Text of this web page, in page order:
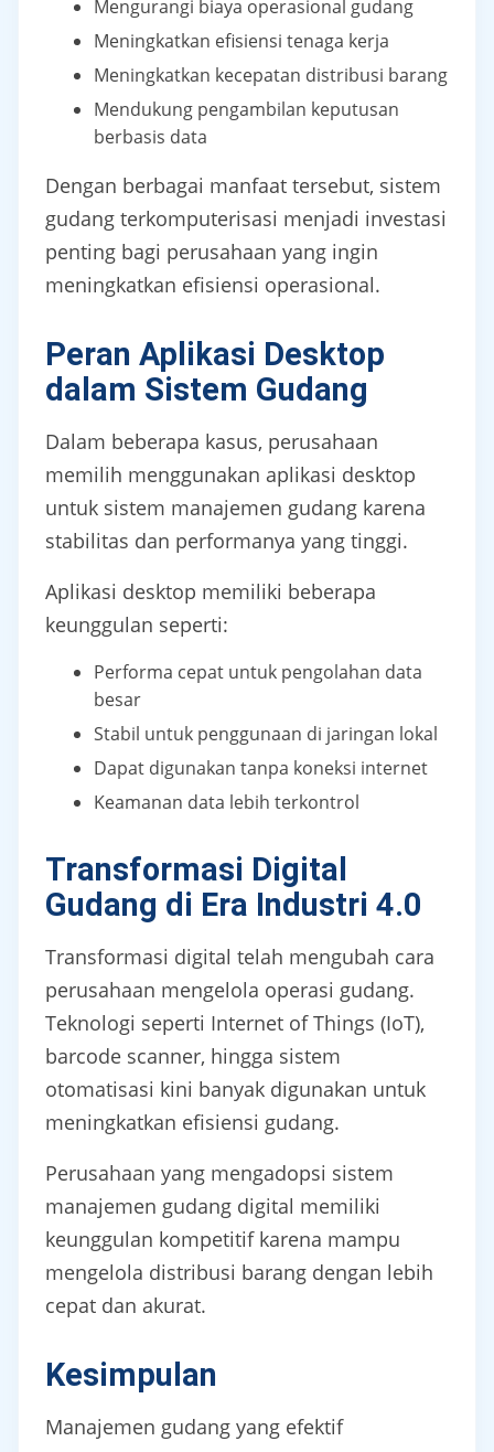
Mengurangi biaya operasional gudang
Meningkatkan efisiensi tenaga kerja
Meningkatkan kecepatan distribusi barang
Mendukung pengambilan keputusan
berbasis data
Dengan berbagai manfaat tersebut, sistem
gudang terkomputerisasi menjadi investasi
penting bagi perusahaan yang ingin
meningkatkan efisiensi operasional.
Peran Aplikasi Desktop
dalam Sistem Gudang
Dalam beberapa kasus, perusahaan
memilih menggunakan aplikasi desktop
untuk sistem manajemen gudang karena
stabilitas dan performanya yang tinggi.
Aplikasi desktop memiliki beberapa
keunggulan seperti:
Performa cepat untuk pengolahan data
besar
Stabil untuk penggunaan di jaringan lokal
Dapat digunakan tanpa koneksi internet
Keamanan data lebih terkontrol
Transformasi Digital
Gudang di Era Industri 4.0
Transformasi digital telah mengubah cara
perusahaan mengelola operasi gudang.
Teknologi seperti Internet of Things (IoT),
barcode scanner, hingga sistem
otomatisasi kini banyak digunakan untuk
meningkatkan efisiensi gudang.
Perusahaan yang mengadopsi sistem
manajemen gudang digital memiliki
keunggulan kompetitif karena mampu
mengelola distribusi barang dengan lebih
cepat dan akurat.
Kesimpulan
Manajemen gudang yang efektif